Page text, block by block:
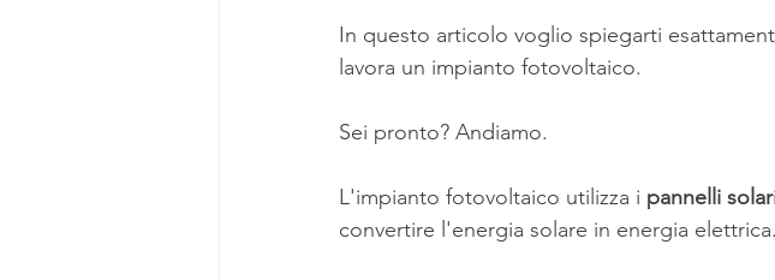
In questo articolo voglio spiegarti
lavora un impianto fotovoltaico.
Sei pronto? Andiamo.
L'impianto fotovoltaico utilizza i pannelli solar
convertire l'energia solare in energia elettrica.